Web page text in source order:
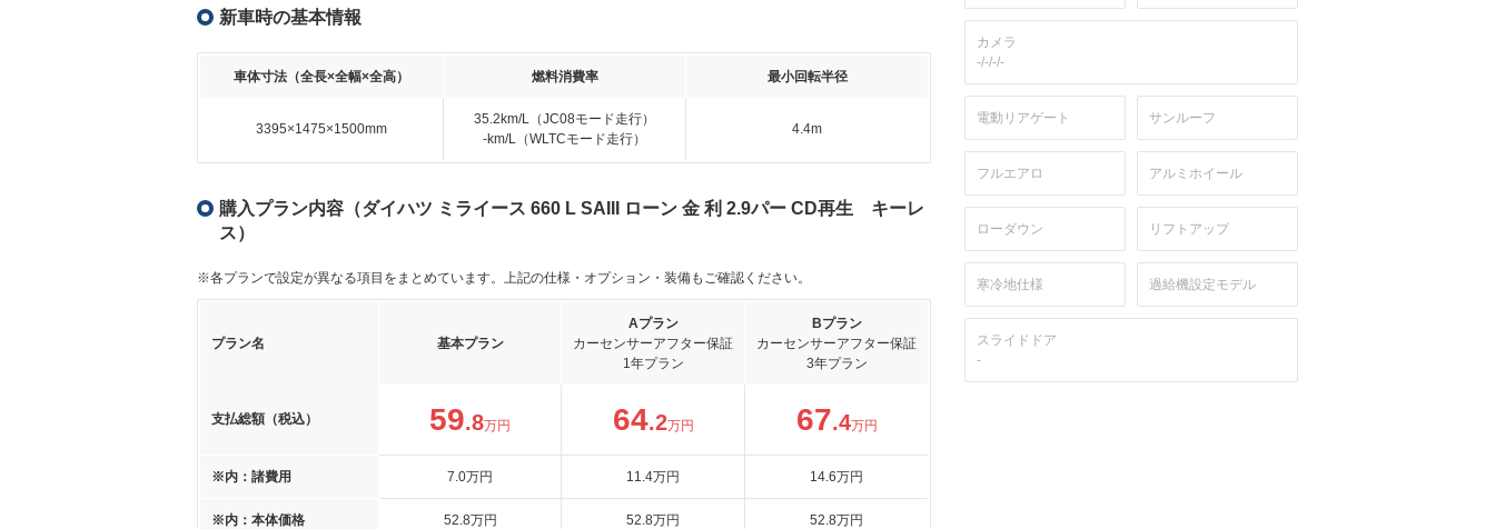
新車時の基本情報
車体寸法（全長×全幅×全高） 燃料消費率 最小回転半径
3395×1475×1500mm
35.2km/L（JC08モード走行）
-km/L（WLTCモード走行）
4.4m
購入プラン内容（ダイハツ ミライース 660 L SAIII ローン 金 利 2.9パー CD再生 キーレ
ス）
※各プランで設定が異なる項目をまとめています。上記の仕様・オプション・装備もご確認ください。
プラン名 基本プラン
Aプラン
カーセンサーアフター保証
1年プラン
Bプラン
カーセンサーアフター保証
3年プラン
支払総額（税込） 59.8万円 64.2万円 67.4万円
※内：諸費用 7.0万円 11.4万円 14.6万円
※内：本体価格 52.8万円 52.8万円 52.8万円
カメラ
-/-/-/-
電動リアゲート サンルーフ
フルエアロ アルミホイール
ローダウン リフトアップ
寒冷地仕様 過給機設定モデル
スライドドア
-